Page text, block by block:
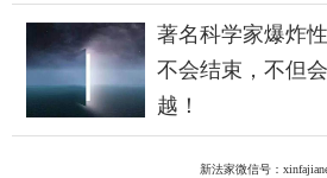
著名科学家爆炸
不会结束，不但
越！
新法家微信号：